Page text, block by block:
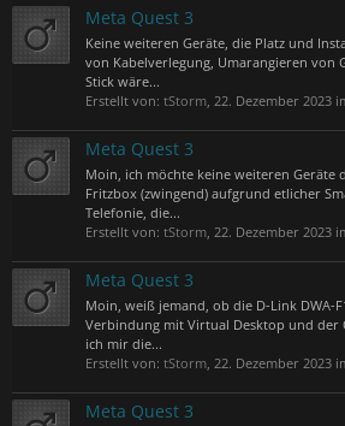
Meta Quest 3
Keine weiteren Geräte, die Platz und
von Kabelverlegung, Umarangieren von
Stick wäre...
Erstellt von: tStorm, 22. Dezember 2023
Meta Quest 3
Moin, ich möchte keine weiteren Geräte
Fritzbox (zwingend) aufgrund etlicher
Telefonie, die...
Erstellt von: tStorm, 22. Dezember 2023
Meta Quest 3
Moin, weiß jemand, ob die D-Link DWA-
Verbindung mit Virtual Desktop und der
ich mir die...
Erstellt von: tStorm, 22. Dezember 2023
Meta Quest 3